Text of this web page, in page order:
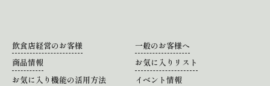
飲食店経営のお客様
一般のお客様へ
商品情報
お気に入りリスト
お気に入り機能の活用方法
イベント情報